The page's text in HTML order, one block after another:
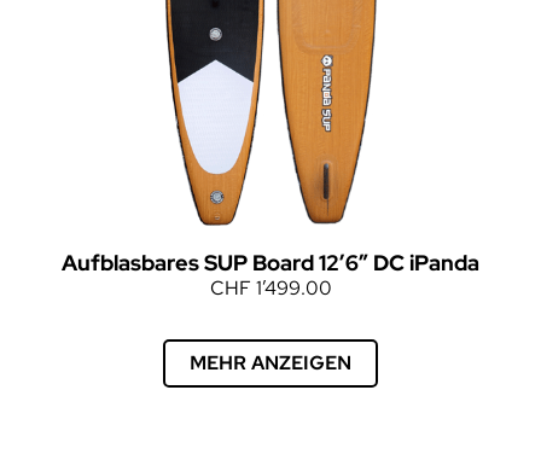
Aufblasbares SUP Board 12’6″ DC iPanda
CHF 1’499.00
MEHR ANZEIGEN